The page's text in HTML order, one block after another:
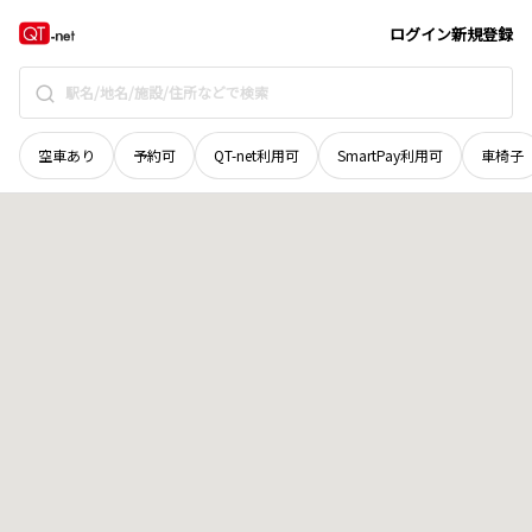
ログイン新規登録
空車あり 予約可 QT-net利用可 SmartPay利用可 車椅子
岩手県 地域選択で探す